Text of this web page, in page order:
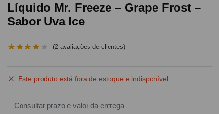
Líquido Mr. Freeze – Grape Frost –
Sabor Uva Ice
(2 avaliações de clientes)
Este produto está fora de estoque e indisponível.
Consultar prazo e valor da entrega